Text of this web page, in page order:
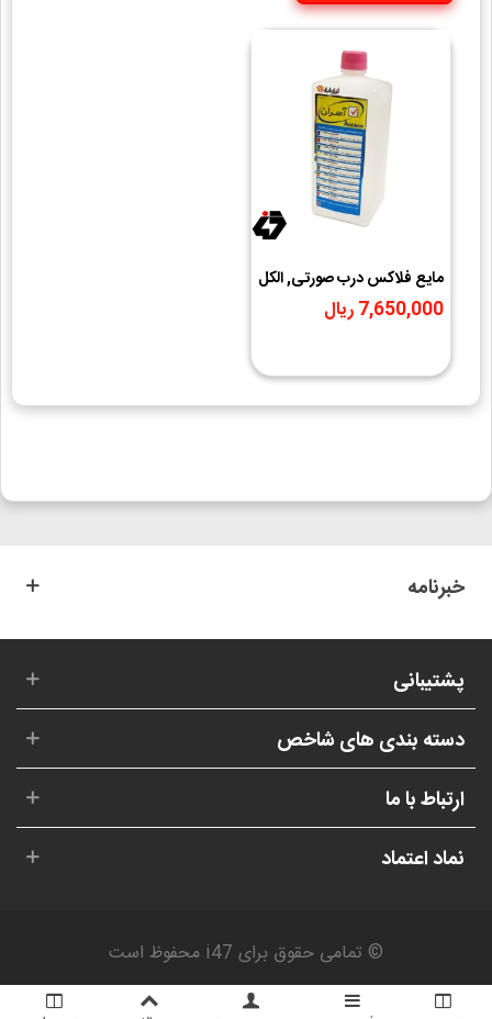
مایع فلاکس درب صورتی, الکل
شستشوی برد آسران
ASERAN P-1000.ISO
7,650,000 ریال
خبرنامه
پشتیبانی
دسته بندی های شاخص
ارتباط با ما
نماد اعتماد
© تمامی حقوق برای i47 محفوظ است